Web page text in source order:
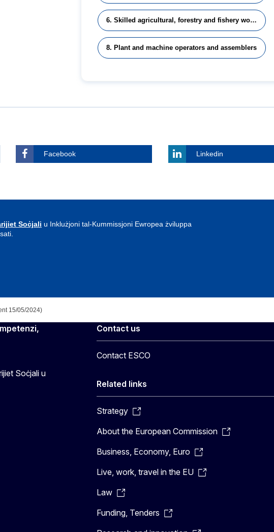
6. Skilled agricultural, forestry and fishery workers
8. Plant and machine operators and assemblers
Facebook Linkedin
Soċjali u Inklużjoni tal-Kummissjoni Ewropea żviluppa
15/05/2024)
Soċjali u
Contact us
Contact ESCO
Related links
Strategy
About the European Commission
Business, Economy, Euro
Live, work, travel in the EU
Law
Funding, Tenders